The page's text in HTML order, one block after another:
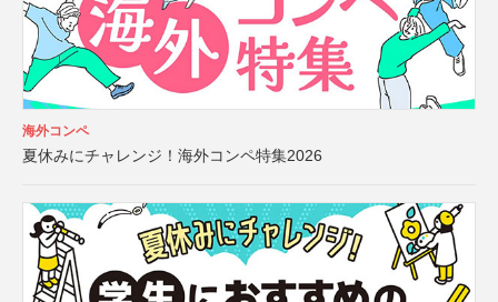
海外コンペ
夏休みにチャレンジ！海外コンペ特集2026